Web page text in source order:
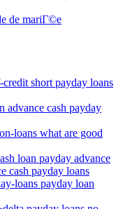
de mariГ©e
short payday loans
advance cash payday
loans what are good
loan payday advance
cash payday loans
loans payday loan